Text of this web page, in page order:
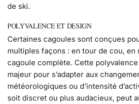
de ski.
POLYVALENCE ET DESIGN
Certaines cagoules sont conçues
multiples façons : en tour de cou, en
cagoule complète. Cette
majeur pour s’adapter aux
météorologiques ou d’intensité
soit discret ou plus audacieux, peut